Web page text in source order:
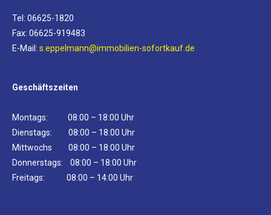
Tel: 06625-1820
Fax: 06625-919483
E-Mail: s.eppelmann@immobilien-sofortkauf.de
Geschäftszeiten
Montags: 08:00 – 18:00 Uhr
Dienstags: 08:00 – 18:00 Uhr
Mittwochs 08:00 – 18:00 Uhr
Donnerstags: 08:00 – 18:00 Uhr
Freitags: 08:00 – 14:00 Uhr